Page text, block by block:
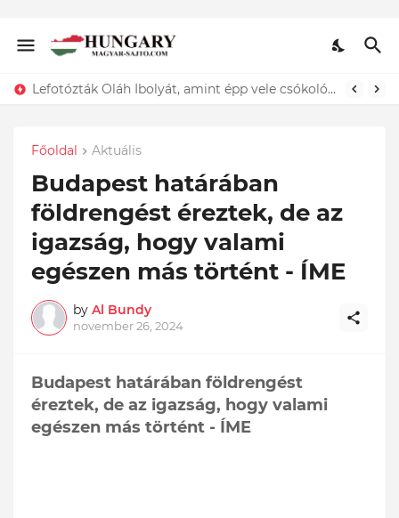
Lefotózták Oláh Ibolyát, amint épp vele csókolózik - EZT nem hiszed el, kinek a karjában kötött ki...ÍME
Főoldal Aktuális
Budapest határában
földrengést éreztek, de az
igazság, hogy valami
egészen más történt - ÍME
by Al Bundy
november 26, 2024
Budapest határában földrengést
éreztek, de az igazság, hogy valami
egészen más történt - ÍME